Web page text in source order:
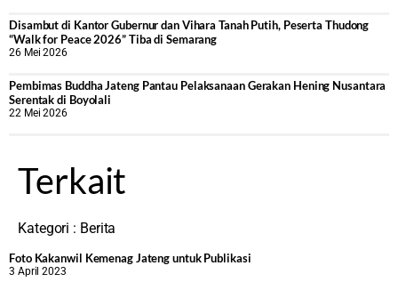
Disambut di Kantor Gubernur dan Vihara Tanah Putih, Peserta Thudong
“Walk for Peace 2026” Tiba di Semarang
26 Mei 2026
‎Pembimas Buddha Jateng Pantau Pelaksanaan Gerakan Hening Nusantara
Serentak di Boyolali
22 Mei 2026
Terkait
Kategori : Berita
Foto Kakanwil Kemenag Jateng untuk Publikasi
3 April 2023